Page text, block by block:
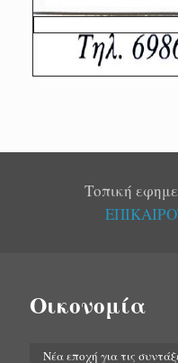
Τοπική
Οικονομία
Νέα εποχή για τις